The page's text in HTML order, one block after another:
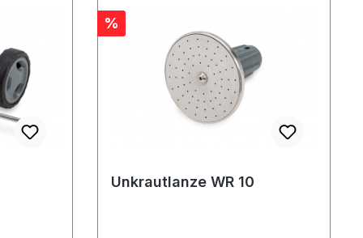
Rabatt
%
Unkrautlanze WR 10